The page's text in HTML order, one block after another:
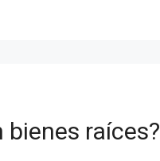
raíces?